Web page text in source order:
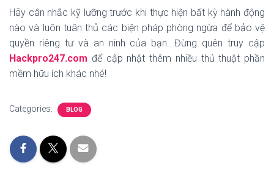
Hãy cân nhắc kỹ lưỡng trước khi thực hiện bất kỳ hành động
nào và luôn tuân thủ các biện pháp phòng ngừa để bảo vệ
quyền riêng tư và an ninh của bạn. Đừng quên truy cập
Hackpro247.com để cập nhật thêm nhiều thủ thuật phần
mềm hữu ích khác nhé!
Categories: BLOG